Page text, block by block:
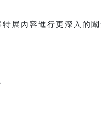
展內容進行更深入的